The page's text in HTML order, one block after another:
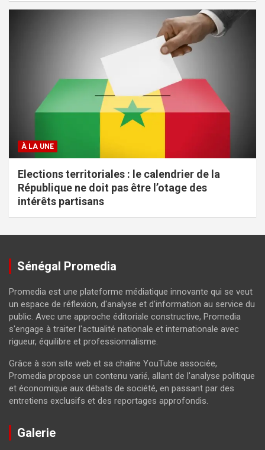
À LA UNE
Elections territoriales : le calendrier de la
République ne doit pas être l’otage des
intérêts partisans
Sénégal Promedia
Promedia est une plateforme médiatique innovante qui se veut
un espace de réflexion, d'analyse et d'information au service du
public. Avec une approche éditoriale constructive, Promedia
s'engage à traiter l'actualité nationale et internationale avec
rigueur, équilibre et professionnalisme.
Grâce à son site web et sa chaîne YouTube associée,
Promedia propose un contenu varié, allant de l'analyse politique
et économique aux débats de société, en passant par des
entretiens exclusifs et des reportages approfondis.
Galerie